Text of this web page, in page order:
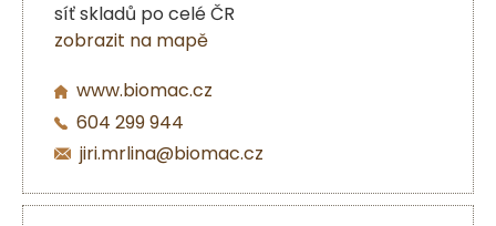
síť skladů po celé ČR
zobrazit na mapě
www.biomac.cz
604 299 944
jiri.mrlina@biomac.cz